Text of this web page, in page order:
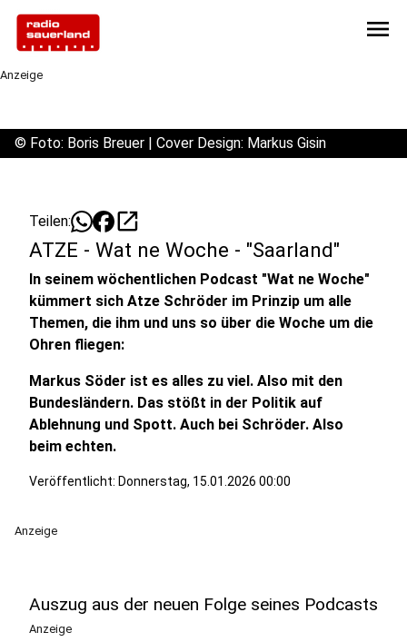
menu
Anzeige
© Foto: Boris Breuer | Cover Design: Markus Gisin
Teilen: open_in_new
ATZE - Wat ne Woche - "Saarland"
In seinem wöchentlichen Podcast "Wat ne Woche"
kümmert sich Atze Schröder im Prinzip um alle
Themen, die ihm und uns so über die Woche um die
Ohren fliegen:
Markus Söder ist es alles zu viel. Also mit den
Bundesländern. Das stößt in der Politik auf
Ablehnung und Spott. Auch bei Schröder. Also
beim echten.
Veröffentlicht: Donnerstag, 15.01.2026 00:00
Anzeige
Auszug aus der neuen Folge seines Podcasts
Anzeige